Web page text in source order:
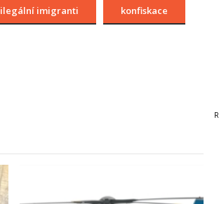
ilegální imigranti konfiskace